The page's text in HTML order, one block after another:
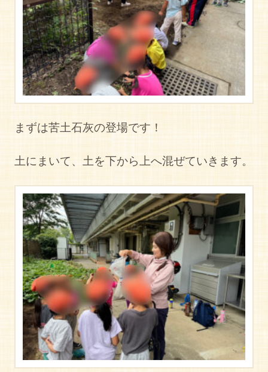
まずは苦土石灰の登場です！
土にまいて、土を下から上へ混ぜていきます。